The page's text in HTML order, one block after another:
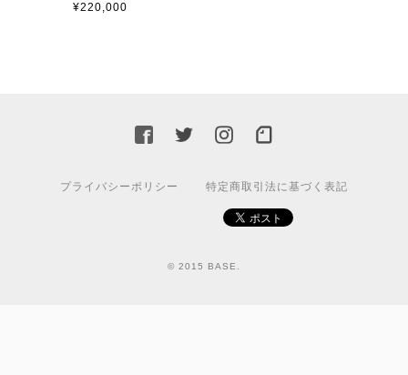
¥220,000
プライバシーポリシー 特定商取引法に基づく表記
© 2015 BASE.